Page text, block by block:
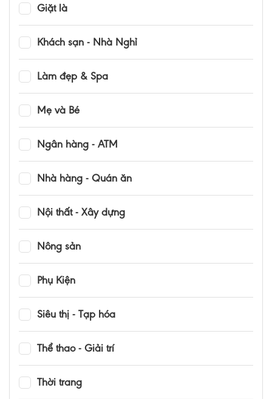
Giặt là
Khách sạn - Nhà Nghỉ
Làm đẹp & Spa
Mẹ và Bé
Ngân hàng - ATM
Nhà hàng - Quán ăn
Nội thất - Xây dựng
Nông sản
Phụ Kiện
Siêu thị - Tạp hóa
Thể thao - Giải trí
Thời trang